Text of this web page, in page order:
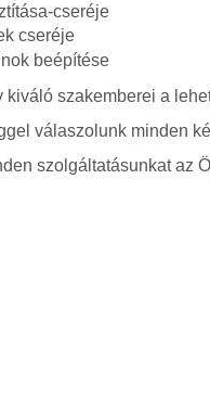
cseréje
cseréje
beépítése
kiváló szakemberei a
válaszolunk minden
szolgáltatásunkat az